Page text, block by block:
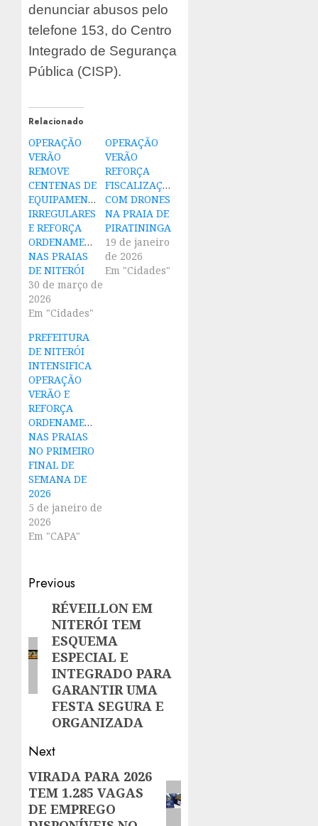
denunciar abusos pelo
telefone 153, do Centro
Integrado de Segurança
Pública (CISP).
Relacionado
OPERAÇÃO
VERÃO
REMOVE
CENTENAS DE
EQUIPAMENTOS
IRREGULARES
E REFORÇA
ORDENAMENTO
NAS PRAIAS
DE NITERÓI
30 de março de
2026
Em "Cidades"
OPERAÇÃO
VERÃO
REFORÇA
FISCALIZAÇÃO
COM DRONES
NA PRAIA DE
PIRATININGA
19 de janeiro
de 2026
Em "Cidades"
PREFEITURA
DE NITERÓI
INTENSIFICA
OPERAÇÃO
VERÃO E
REFORÇA
ORDENAMENTO
NAS PRAIAS
NO PRIMEIRO
FINAL DE
SEMANA DE
2026
5 de janeiro de
2026
Em "CAPA"
Post
navigation
Previous
Previous
post:
RÉVEILLON EM
NITERÓI TEM
ESQUEMA
ESPECIAL E
INTEGRADO PARA
GARANTIR UMA
FESTA SEGURA E
ORGANIZADA
Next
Next
post:
VIRADA PARA 2026
TEM 1.285 VAGAS
DE EMPREGO